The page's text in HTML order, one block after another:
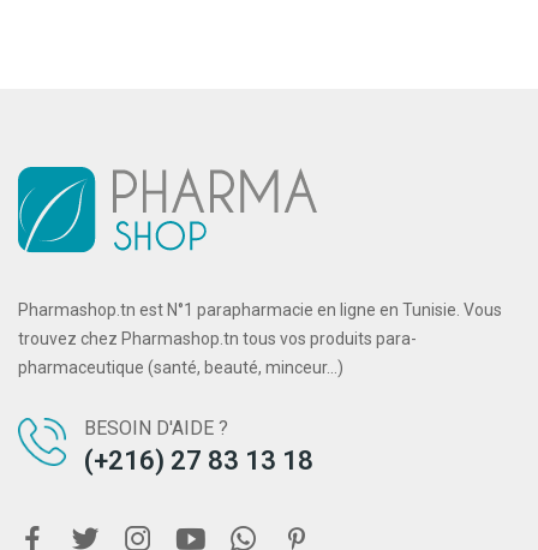
Pharmashop.tn est N°1 parapharmacie en ligne en Tunisie. Vous
trouvez chez Pharmashop.tn tous vos produits para-
pharmaceutique (santé, beauté, minceur...)
BESOIN D'AIDE ?
(+216) 27 83 13 18